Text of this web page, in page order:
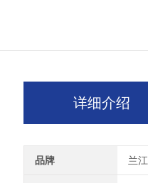
详细介绍
品牌 兰江